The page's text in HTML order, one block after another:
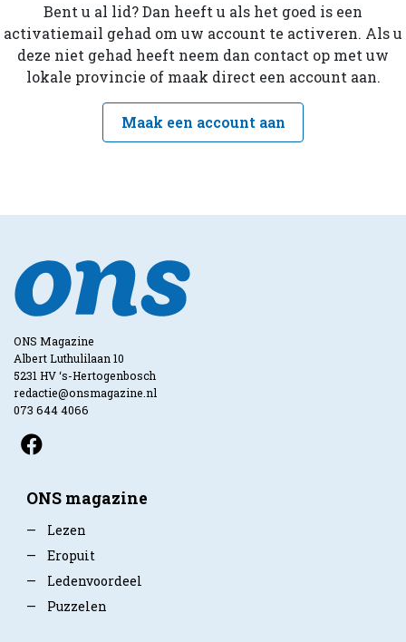
Bent u al lid? Dan heeft u als het goed is een
activatiemail gehad om uw account te activeren. Als u
deze niet gehad heeft neem dan contact op met uw
lokale provincie of maak direct een account aan.
Maak een account aan
ONS Magazine
Albert Luthulilaan 10
5231 HV ‘s-Hertogenbosch
redactie@onsmagazine.nl
073 644 4066
ONS magazine
—
Lezen
—
Eropuit
—
Ledenvoordeel
—
Puzzelen